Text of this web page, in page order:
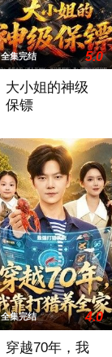
全集完结 5.0
大小姐的神级
保镖
全集完结 4.0
穿越70年，我